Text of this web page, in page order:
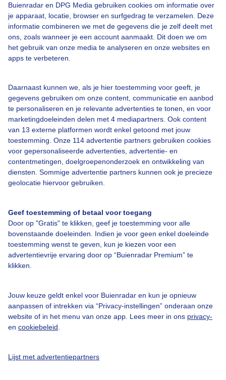
Buienradar en DPG Media gebruiken cookies om informatie over
je apparaat, locatie, browser en surfgedrag te verzamelen. Deze
informatie combineren we met de gegevens die je zelf deelt met
ons, zoals wanneer je een account aanmaakt. Dit doen we om
het gebruik van onze media te analyseren en onze websites en
apps te verbeteren.
Daarnaast kunnen we, als je hier toestemming voor geeft, je
gegevens gebruiken om onze content, communicatie en aanbod
te personaliseren en je relevante advertenties te tonen, en voor
marketingdoeleinden delen met 4 mediapartners. Ook content
van 13 externe platformen wordt enkel getoond met jouw
toestemming. Onze 114 advertentie partners gebruiken cookies
voor gepersonaliseerde advertenties, advertentie- en
contentmetingen, doelgroepenonderzoek en ontwikkeling van
diensten. Sommige advertentie partners kunnen ook je precieze
geolocatie hiervoor gebruiken.
Geef toestemming of betaal voor toegang
Door op "Gratis" te klikken, geef je toestemming voor alle
bovenstaande doeleinden. Indien je voor geen enkel doeleinde
toestemming wenst te geven, kun je kiezen voor een
advertentievrije ervaring door op “Buienradar Premium” te
klikken.
Jouw keuze geldt enkel voor Buienradar en kun je opnieuw
aanpassen of intrekken via “Privacy-instellingen” onderaan onze
website of in het menu van onze app. Lees meer in ons privacy-
en cookiebeleid
Lijst met advertentiepartners
Zon Wolken Wind
Bekijk slideshow
Een moment geduld aub...
Bedrijfsgegevens
Contact
Gebruikersvoorwaarden
Adverteren
Buienradar Team
Cookie beleid